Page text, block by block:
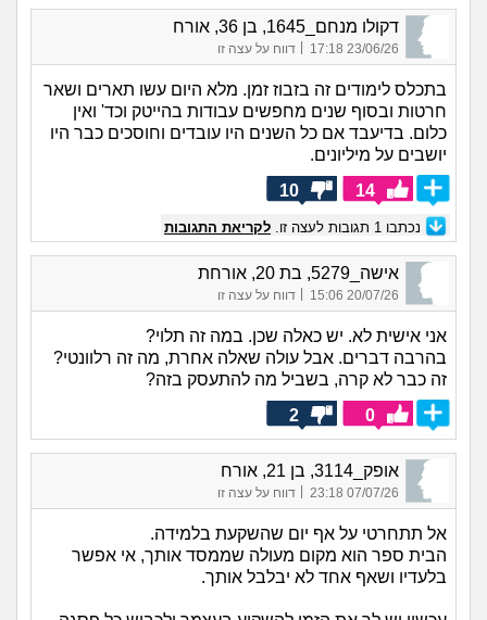
דקולו מנחם_1645, בן 36, אורח
23/06/26 17:18
| דווח על עצה זו
בתכלס לימודים זה בזבוז זמן. מלא היום עשו תארים ושאר
חרטות ובסוף שנים מחפשים עבודות בהייטק וכד' ואין
כלום. בדיעבד אם כל השנים היו עובדים וחוסכים כבר היו
יושבים על מיליונים.
14
10
נכתבו 1 תגובות לעצה זו. לקריאת התגובות
אישה_5279, בת 20, אורחת
20/07/26 15:06
| דווח על עצה זו
אני אישית לא. יש כאלה שכן. במה זה תלוי?
בהרבה דברים. אבל עולה שאלה אחרת, מה זה רלוונטי?
זה כבר לא קרה, בשביל מה להתעסק בזה?
0
2
אופק_3114, בן 21, אורח
07/07/26 23:18 דווח על עצה זו
אל תתחרטי על אף יום שהשקעת בלמידה.
הבית ספר הוא מקום מעולה שממסד אותך, אי אפשר
בלעדיו ושאף אחד לא יבלבל אותך.